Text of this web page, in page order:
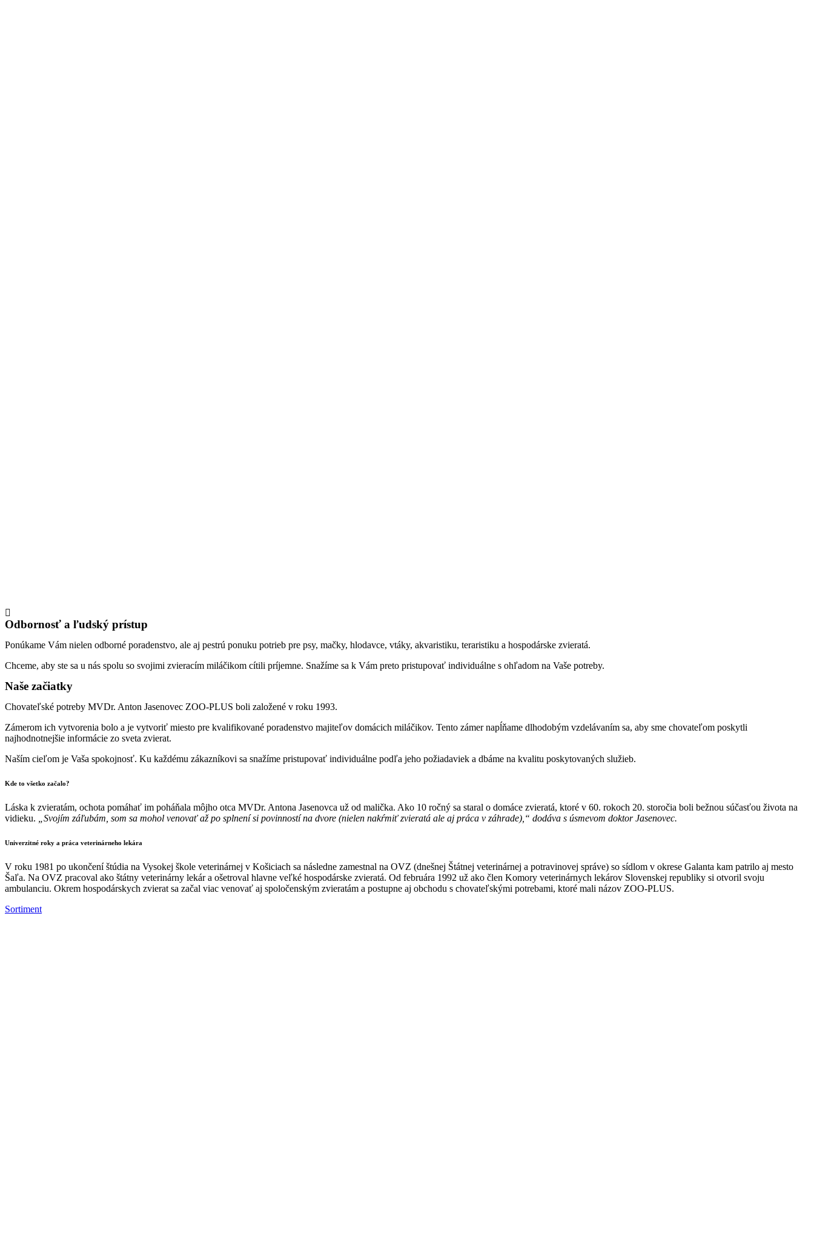
Odbornosť a ľudský prístup
Ponúkame Vám nielen odborné poradenstvo, ale aj pestrú ponuku potrieb pre psy, mačky, hlodavce, vtáky, akvaristiku, teraristiku a hospodárske zvieratá.
Chceme, aby ste sa u nás spolu so svojimi zvieracím miláčikom cítili príjemne. Snažíme sa k Vám preto pristupovať individuálne s ohľadom na Vaše potreby.
Naše začiatky
Chovateľské potreby MVDr. Anton Jasenovec ZOO-PLUS boli založené v roku 1993.
Zámerom ich vytvorenia bolo a je vytvoriť miesto pre kvalifikované poradenstvo majiteľov domácich miláčikov. Tento zámer napĺňame dlhodobým vzdelávaním sa, aby sme chovateľom poskytli
najhodnotnejšie informácie zo sveta zvierat.
Naším cieľom je Vaša spokojnosť. Ku každému zákazníkovi sa snažíme pristupovať individuálne podľa jeho požiadaviek a dbáme na kvalitu poskytovaných služieb.
Kde to všetko začalo?
Láska k zvieratám, ochota pomáhať im poháňala môjho otca MVDr. Antona Jasenovca už od malička. Ako 10 ročný sa staral o domáce zvieratá, ktoré v 60. rokoch 20. storočia boli bežnou súčasťou života na
vidieku.
„Svojím záľubám, som sa mohol venovať až po splnení si povinností na dvore (nielen nakŕmiť zvieratá ale aj práca v záhrade),“ dodáva s úsmevom doktor Jasenovec.
Univerzitné roky a práca veterinárneho lekára
V roku 1981 po ukončení štúdia na Vysokej škole veterinárnej v Košiciach sa následne zamestnal na OVZ (dnešnej Štátnej veterinárnej a potravinovej správe) so sídlom v okrese Galanta kam patrilo aj mesto
Šaľa. Na OVZ pracoval ako štátny veterinárny lekár a ošetroval hlavne veľké hospodárske zvieratá. Od februára 1992 už ako člen Komory veterinárnych lekárov Slovenskej republiky si otvoril svoju
ambulanciu. Okrem hospodárskych zvierat sa začal viac venovať aj spoločenským zvieratám a postupne aj obchodu s chovateľskými potrebami, ktoré mali názov ZOO-PLUS.
Sortiment